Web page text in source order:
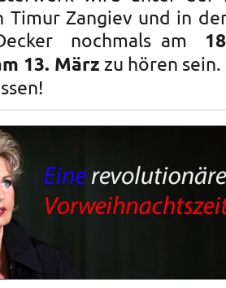
Timur Zangiev und in
nochmals am
13. März zu hören sein.